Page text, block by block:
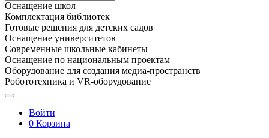
Оснащение школ
Комплектация библиотек
Готовые решения для детских садов
Оснащение университетов
Современные школьные кабинеты
Оснащение по национальным проектам
Оборудование для создания медиа-пространств
Робототехника и VR-оборудование
Войти
0 Корзина